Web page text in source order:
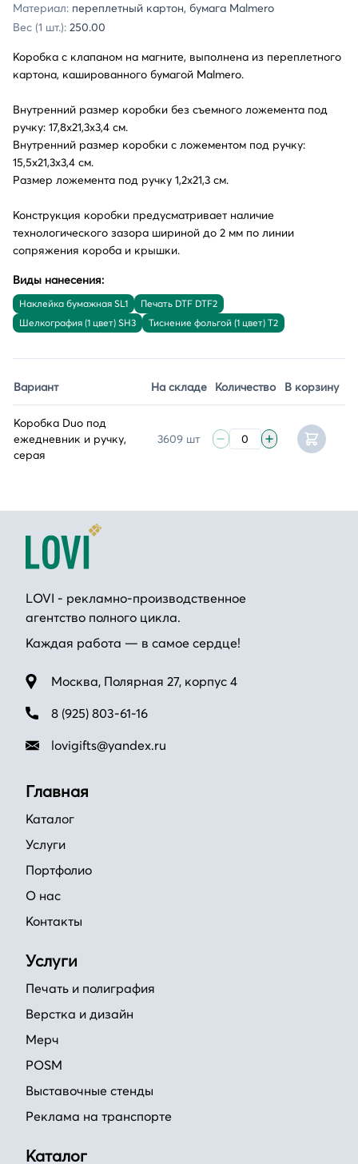
Материал: переплетный картон, бумага Malmero
Вес (1 шт.): 250.00
Коробка с клапаном на магните, выполнена из переплетного
картона, кашированного бумагой Malmero.
Внутренний размер коробки без съемного ложемента под
ручку: 17,8х21,3х3,4 см.
Внутренний размер коробки с ложементом под ручку:
15,5х21,3х3,4 см.
Размер ложемента под ручку 1,2х21,3 см.
Конструкция коробки предусматривает наличие
технологического зазора шириной до 2 мм по линии
сопряжения короба и крышки.
Виды нанесения:
Наклейка бумажная SL1
Печать DTF DTF2
Шелкография (1 цвет) SH3
Тиснение фольгой (1 цвет) T2
Вариант На складе Количество В корзину
Коробка Duo под
ежедневник и ручку,
серая
3609 шт
LOVI - рекламно-производственное
агентство полного цикла.
Каждая работа — в самое сердце!
Москва, Полярная 27, корпус 4
8 (925) 803-61-16
lovigifts@yandex.ru
Главная
Каталог
Услуги
Портфолио
О нас
Контакты
Услуги
Печать и полиграфия
Верстка и дизайн
Мерч
POSM
Выставочные стенды
Реклама на транспорте
Каталог